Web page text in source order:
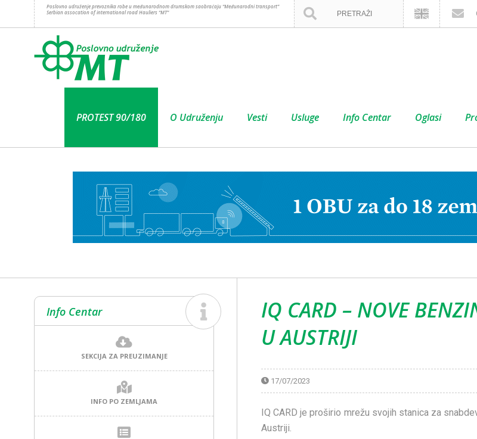
Poslovno udruženje prevoznika robe u međunarodnom drumskom saobraćaju “Međunarodni transport”
Serbian assocation of international road Hauliers “MT”
PROTEST 90/180 O Udruženju Vesti Usluge Info Centar Oglasi
Info Centar
SEKCIJA ZA PREUZIMANJE
INFO PO ZEMLJAMA
IQ CARD – NOVE
U AUSTRIJI
17/07/2023
IQ CARD je proširio mrežu svojih stanica za
Austriji.